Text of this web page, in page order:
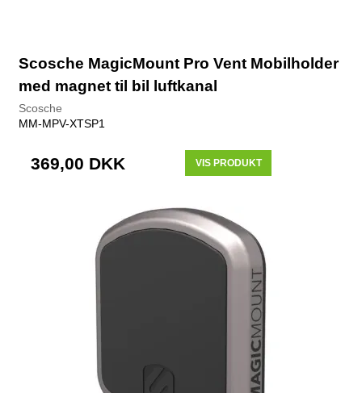
Scosche MagicMount Pro Vent Mobilholder
med magnet til bil luftkanal
Scosche
MM-MPV-XTSP1
369,00 DKK VIS PRODUKT